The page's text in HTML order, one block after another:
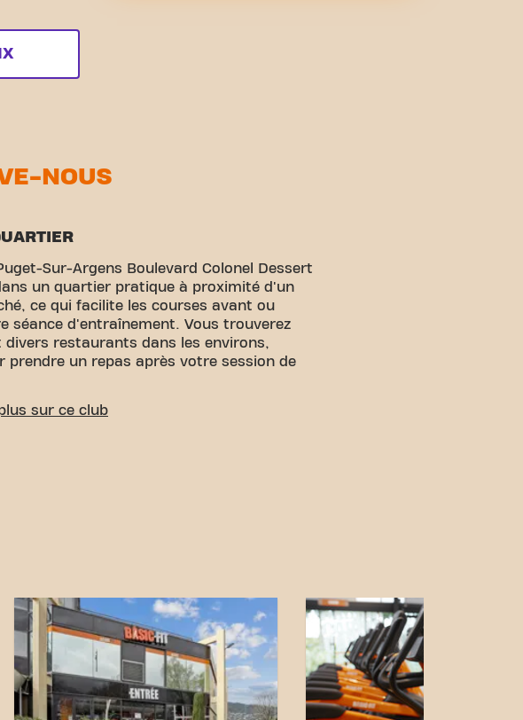
NOUS
Sur-Argens Boulevard Colonel Dessert
un quartier pratique à proximité d'un
ce qui facilite les courses avant ou
séance d'entraînement. Vous trouverez
divers restaurants dans les environs,
prendre un repas après votre session de
FACILE
communauté fitness.
sur ce club